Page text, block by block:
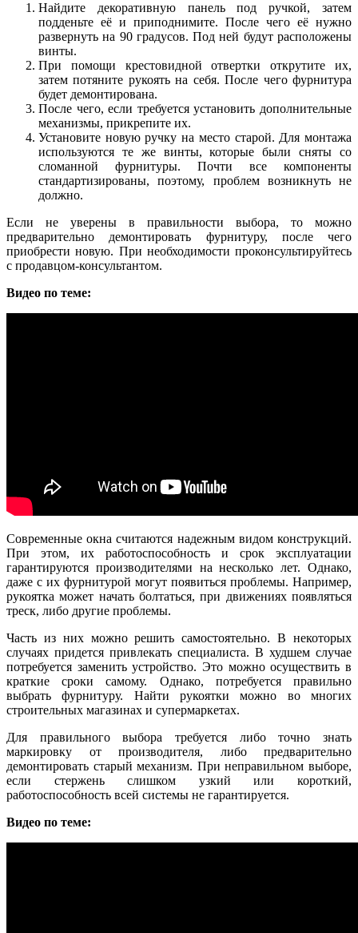
Найдите декоративную панель под ручкой, затем
подденьте её и приподнимите. После чего её нужно
развернуть на 90 градусов. Под ней будут расположены
винты.
При помощи крестовидной отвертки открутите их,
затем потяните рукоять на себя. После чего фурнитура
будет демонтирована.
После чего, если требуется установить дополнительные
механизмы, прикрепите их.
Установите новую ручку на место старой. Для монтажа
используются те же винты, которые были сняты со
сломанной фурнитуры. Почти все компоненты
стандартизированы, поэтому, проблем возникнуть не
должно.
Если не уверены в правильности выбора, то можно
предварительно демонтировать фурнитуру, после чего
приобрести новую. При необходимости проконсультируйтесь
с продавцом-консультантом.
Видео по теме:
Современные окна считаются надежным видом конструкций.
При этом, их работоспособность и срок эксплуатации
гарантируются производителями на несколько лет. Однако,
даже с их фурнитурой могут появиться проблемы. Например,
рукоятка может начать болтаться, при движениях появляться
треск, либо другие проблемы.
Часть из них можно решить самостоятельно. В некоторых
случаях придется привлекать специалиста. В худшем случае
потребуется заменить устройство. Это можно осуществить в
краткие сроки самому. Однако, потребуется правильно
выбрать фурнитуру. Найти рукоятки можно во многих
строительных магазинах и супермаркетах.
Для правильного выбора требуется либо точно знать
маркировку от производителя, либо предварительно
демонтировать старый механизм. При неправильном выборе,
если стержень слишком узкий или короткий,
работоспособность всей системы не гарантируется.
Видео по теме: